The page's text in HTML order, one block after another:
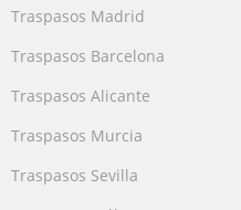
Traspasos Madrid
Traspasos Barcelona
Traspasos Alicante
Traspasos Murcia
Traspasos Sevilla